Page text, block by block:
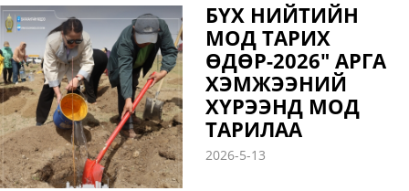
БҮХ НИЙТИЙН
МОД ТАРИХ
ӨДӨР-2026" АРГА
ХЭМЖЭЭНИЙ
ХҮРЭЭНД МОД
ТАРИЛАА
2026-5-13